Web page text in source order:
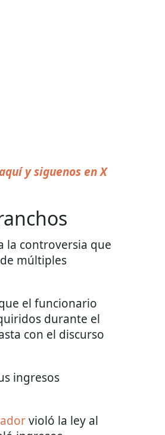
y siguenos en X
la controversia que
múltiples
el funcionario
durante el
con el discurso
ingresos
violó la ley al